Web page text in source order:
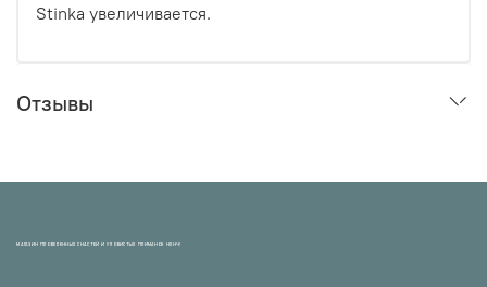
Stinka увеличивается.
Отзывы
МАГАЗИН ПРОВЕРЕННЫХ СНАСТЕЙ И УЛОВИСТЫХ ПРИМАНОК НХНЧ!